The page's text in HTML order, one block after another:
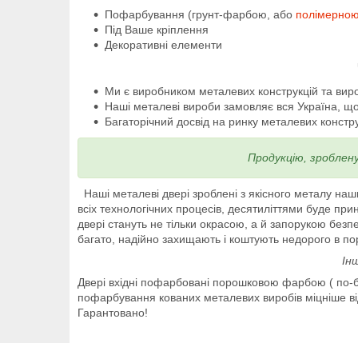
Пофарбування (грунт-фарбою, або
Під Ваше кріплення
Декоративні елементи
Ми є виробником металевих конструкцій та
Наші металеві вироби замовляє вся Україна,
Багаторічний досвід на ринку металевих
Продукцію,
Наші металеві двері зроблені з якісного металу
всіх технологічних процесів, десятиліттями буде
двері стануть не тільки окрасою, а й запорукою
багато, надійно захищають і коштують недорого в
Двері вхідні пофарбовані порошковою фарбою (
пофарбування кованих металевих виробів міцніше
Гарантовано!